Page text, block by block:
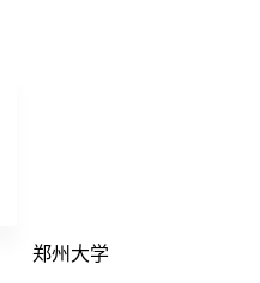
郑州大学